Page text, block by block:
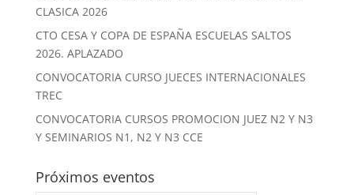
CLASICA 2026
CTO CESA Y COPA DE ESPAÑA ESCUELAS SALTOS
2026. APLAZADO
CONVOCATORIA CURSO JUECES INTERNACIONALES
TREC
CONVOCATORIA CURSOS PROMOCION JUEZ N2 Y N3
Y SEMINARIOS N1, N2 Y N3 CCE
Próximos eventos